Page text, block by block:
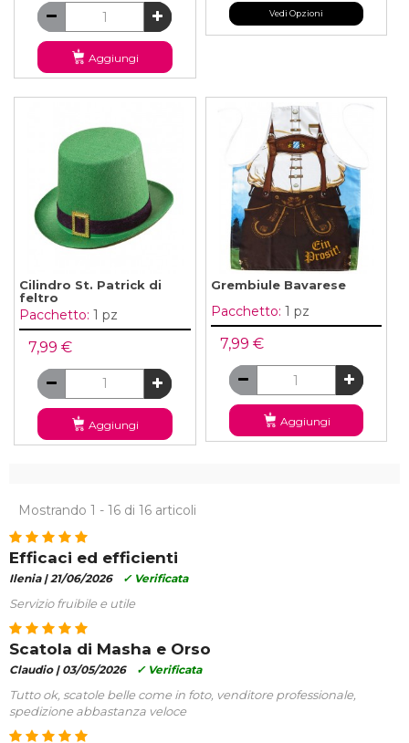
Aggiungi
Vedi Opzioni
Cilindro St. Patrick di
feltro
Pacchetto: 1 pz
7,99 €
Aggiungi
Grembiule Bavarese
Pacchetto: 1 pz
7,99 €
Aggiungi
Mostrando 1 - 16 di 16 articoli
Efficaci ed efficienti
Ilenia |21/06/2026 ✓ Verificata
Servizio fruibile e utile
Scatola di Masha e Orso
Claudio | 03/05/2026 ✓ Verificata
Tutto ok, scatole belle come in foto, venditore professionale,
spedizione abbastanza veloce